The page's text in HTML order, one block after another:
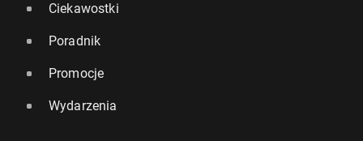
Ciekawostki
Poradnik
Promocje
Wydarzenia